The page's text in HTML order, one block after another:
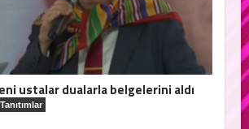
ustalar dualarla belgelerini aldı
Tanıtımlar